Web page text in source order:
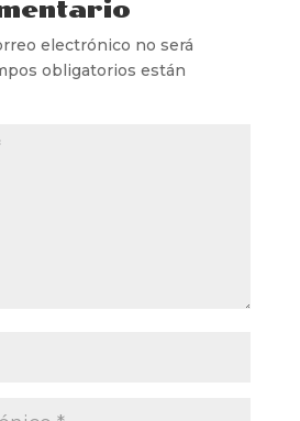
electrónico no será
obligatorios están